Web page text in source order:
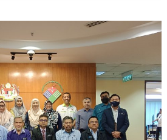
JABATAN
SEKITAR